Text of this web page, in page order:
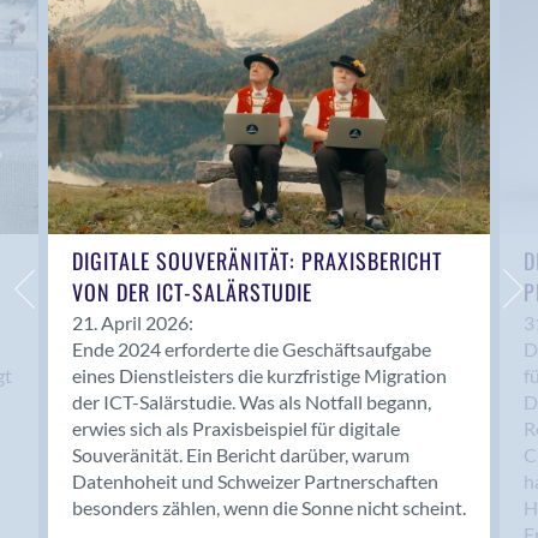
Anwil
Appenzell
Au SG
Baar
Baden
Balsthal
Balzers
Basel
Bassersdorf
Belp
Bendern
Benken (SG)
Bergdietikon
Berlin
Bern
Bern - Liebefeld
DIGITALE SOUVERÄNITÄT: PRAXISBERICHT
VON DER ICT-SALÄRSTUDIE
21. April 2026:
Ende 2024 erforderte die Geschäftsaufgabe
eines Dienstleisters die kurzfristige Migration
der ICT-Salärstudie. Was als Notfall begann,
erwies sich als Praxisbeispiel für digitale
Souveränität. Ein Bericht darüber, warum
Datenhoheit und Schweizer Partnerschaften
besonders zählen, wenn die Sonne nicht scheint.